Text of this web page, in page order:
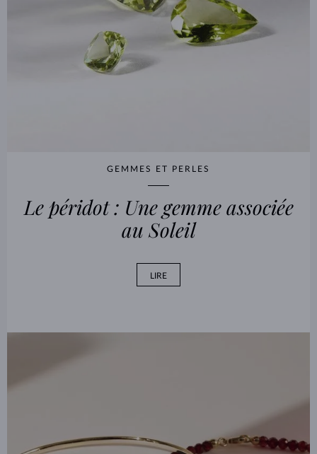
GEMMES ET PERLES
Le péridot : Une gemme associée
au Soleil
LIRE